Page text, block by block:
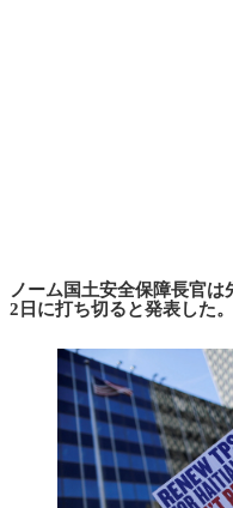
ノーム国土安全保障長官は
2日に打ち切ると発表した。